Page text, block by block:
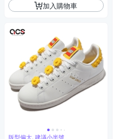
加入購物車
版型偏大, 建議小半號